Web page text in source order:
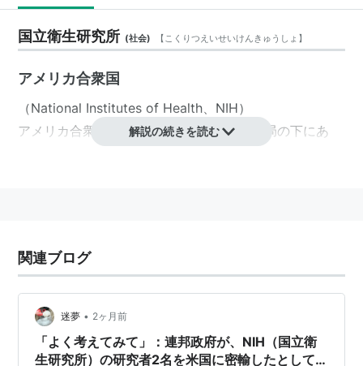
国立衛生研究所 (社会) 【こくりつえいせいけんきゅうしょ 】
アメリカ合衆国
（National Institutes of Health、 NIH）
アメリカ合衆国の保健社会福祉省公衆衛生局の下にあ
野を扱う研究所と、医学図書館などの研究所以外の組
織、合わせて全部で27の施設と所長事務局によって構成
されている。1万8000人以上のスタッフのうち6000人
以上が科学者（医師、生命科学研究者）である。
解説の続きを読む
関連ブログ
迷夢 • 2ヶ月前
「よく考えてみて」：連邦政府が、NIH（国立衛
生研究所）の研究者2名を米国に密輸したとして